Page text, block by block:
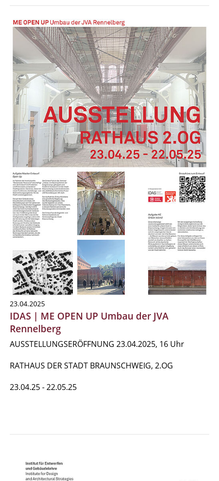
23.04.2025
IDAS | ME OPEN UP Umbau der JVA
Rennelberg
AUSSTELLUNGSERÖFFNUNG 23.04.2025, 16 Uhr
RATHAUS DER STADT BRAUNSCHWEIG, 2.OG
23.04.25 - 22.05.25